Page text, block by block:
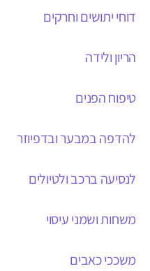
דוחי יתושים וחרקים
הריון ולידה
טיפוח הפנים
להדפה במבער ובדפיוזר
לנסיעה ברכב ולטיולים
משחות ושמני עיסוי
משככי כאבים